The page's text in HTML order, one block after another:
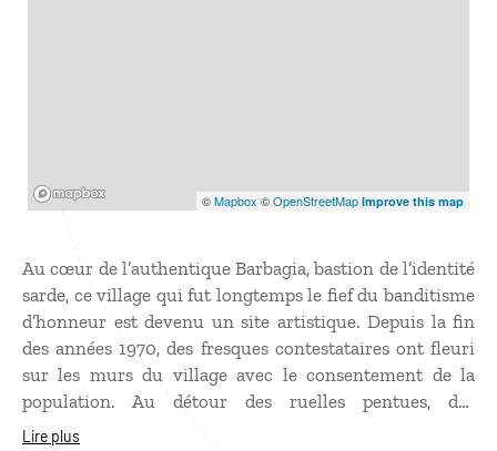
©Mapbox ©OpenStreetMap Improve this map
Au cœur de l’authentique Barbagia, bastion de l’identité
sarde, ce village qui fut longtemps le fief du banditisme
d’honneur est devenu un site artistique. Depuis la fin
des années 1970, des fresques contestataires ont fleuri
sur les murs du village avec le consentement de la
population. Au détour des ruelles pentues, des
peintures, sur des thèmes aussi variés que la lutte
Lire plus